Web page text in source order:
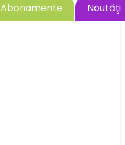
Abonamente Noutăţi